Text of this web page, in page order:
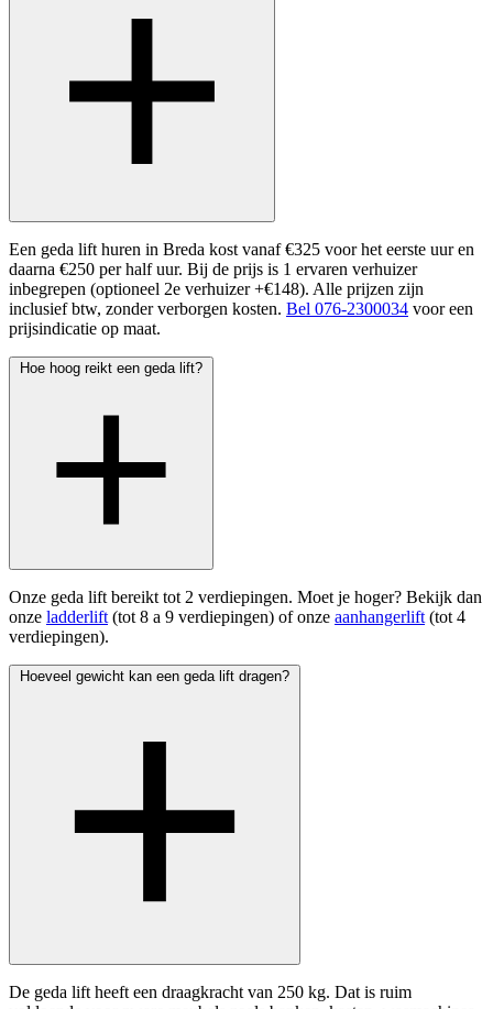
Een geda lift huren in Breda kost vanaf €325 voor het eerste uur en
daarna €250 per half uur. Bij de prijs is 1 ervaren verhuizer
inbegrepen (optioneel 2e verhuizer +€148). Alle prijzen zijn
inclusief btw, zonder verborgen kosten. Bel 076-2300034 voor een
prijsindicatie op maat.
Hoe hoog reikt een geda lift?
Onze geda lift bereikt tot 2 verdiepingen. Moet je hoger? Bekijk dan
onze ladderlift (tot 8 a 9 verdiepingen) of onze aanhangerlift (tot 4
verdiepingen).
Hoeveel gewicht kan een geda lift dragen?
De geda lift heeft een draagkracht van 250 kg. Dat is ruim